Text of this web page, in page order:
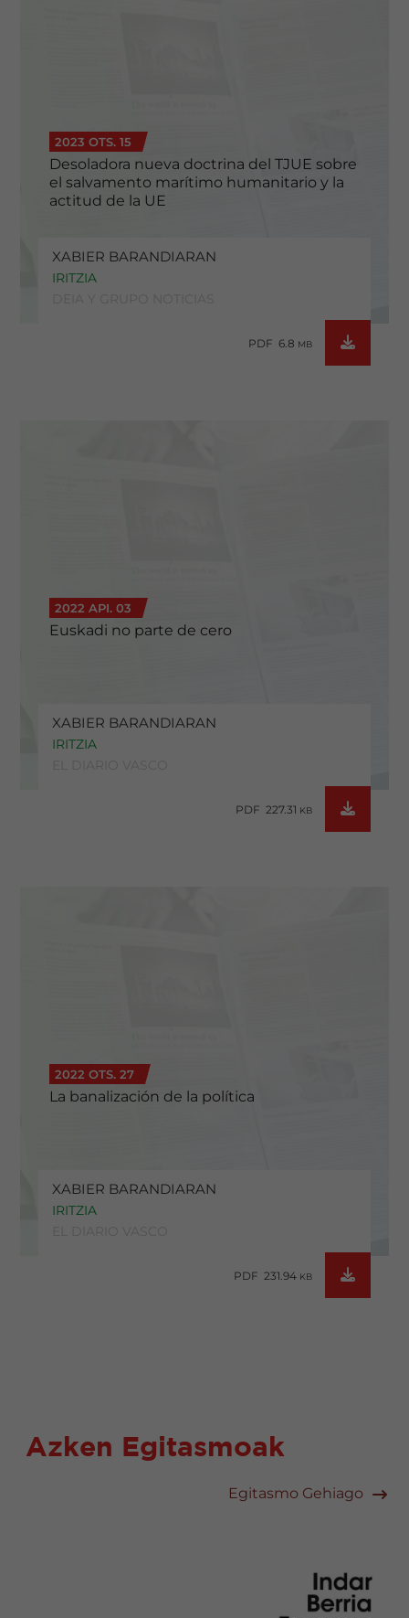
2023 OTS. 15
Desoladora nueva doctrina del TJUE sobre
el salvamento marítimo humanitario y la
actitud de la UE
XABIER BARANDIARAN
IRITZIA
PDF 6.8 MB
2022 API. 03
Euskadi no parte de cero
XABIER BARANDIARAN
IRITZIA
PDF 227.31 KB
2022 OTS. 27
La banalización de la política
XABIER BARANDIARAN
IRITZIA
PDF 231.94 KB
Azken Egitasmoak
Egitasmo Gehiago